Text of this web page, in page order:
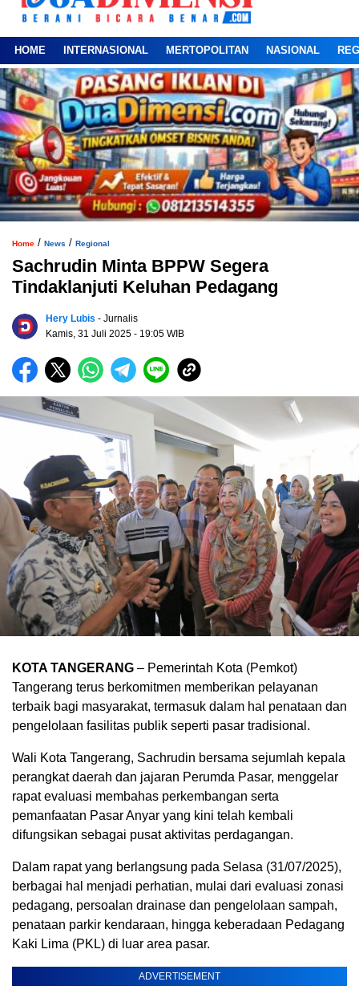
HOME INTERNASIONAL MERTOPOLITAN NASIONAL
Home / News / Regional
Sachrudin Minta BPPW Segera
Tindaklanjuti Keluhan Pedagang
Hery Lubis - Jurnalis
Kamis, 31 Juli 2025 - 19:05 WIB
KOTA TANGERANG – Pemerintah Kota (Pemkot)
Tangerang terus berkomitmen memberikan pelayanan
terbaik bagi masyarakat, termasuk dalam hal penataan dan
pengelolaan fasilitas publik seperti pasar tradisional.
Wali Kota Tangerang, Sachrudin bersama sejumlah kepala
perangkat daerah dan jajaran Perumda Pasar, menggelar
rapat evaluasi membahas perkembangan serta
pemanfaatan Pasar Anyar yang kini telah kembali
difungsikan sebagai pusat aktivitas perdagangan.
Dalam rapat yang berlangsung pada Selasa (31/07/2025),
berbagai hal menjadi perhatian, mulai dari evaluasi zonasi
pedagang, persoalan drainase dan pengelolaan sampah,
penataan parkir kendaraan, hingga keberadaan Pedagang
Kaki Lima (PKL) di luar area pasar.
ADVERTISEMENT